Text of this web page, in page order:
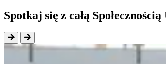
Spotkaj się z całą